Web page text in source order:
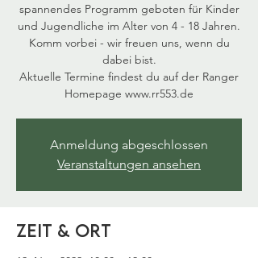
spannendes Programm geboten für Kinder
und Jugendliche im Alter von 4 - 18 Jahren.
Komm vorbei - wir freuen uns, wenn du
dabei bist.
Aktuelle Termine findest du auf der Ranger
Homepage www.rr553.de
Anmeldung abgeschlossen
Veranstaltungen ansehen
Zeit & Ort